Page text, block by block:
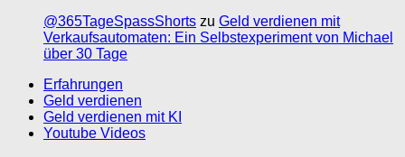
@365TageSpassShorts zu Geld verdienen mit
Verkaufsautomaten: Ein Selbstexperiment von Michael
über 30 Tage
Erfahrungen
Geld verdienen
Geld verdienen mit KI
Youtube Videos